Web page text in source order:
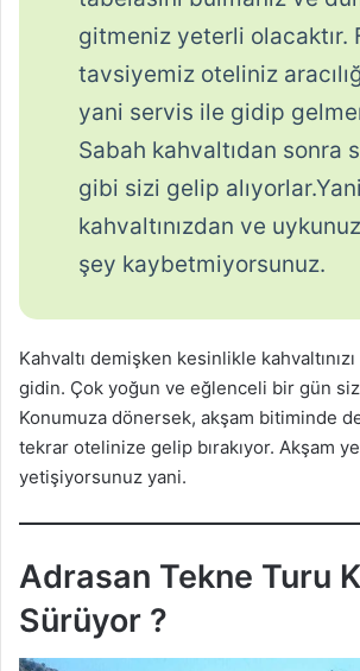
gitmeniz yeterli olacaktır.
tavsiyemiz oteliniz
yani servis ile gidip
Sabah kahvaltıdan sonra
gibi sizi gelip alıyorlar.Yani
kahvaltınızdan ve
şey kaybetmiyorsunuz.
Kahvaltı demişken kesinlikle
gidin. Çok yoğun ve eğlenceli bir gün
Konumuza dönersek, akşam bitiminde
tekrar otelinize gelip bırakıyor. Akşam
yetişiyorsunuz yani.
Adrasan Tekne Turu
Sürüyor ?